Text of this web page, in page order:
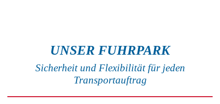
UNSER FUHRPARK
Sicherheit und Flexibilität für jeden
Transportauftrag